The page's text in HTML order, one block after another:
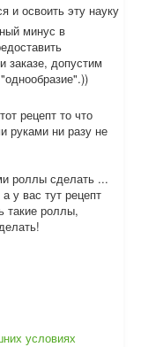
и освоить эту науку
минус в
заказе, допустим
)
рецепт то что
руками ни разу не
роллы сделать ...
у вас тут рецепт
такие роллы,
условиях